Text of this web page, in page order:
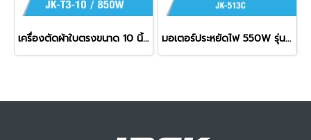
เครื่องตัดผ้าใบตรงขนาด 10 นิ้ว 850W JACK รุ่น T3 ' 10 / 850W มอเตอร์ประหยัดไฟ 550W รุ่น JK-513C